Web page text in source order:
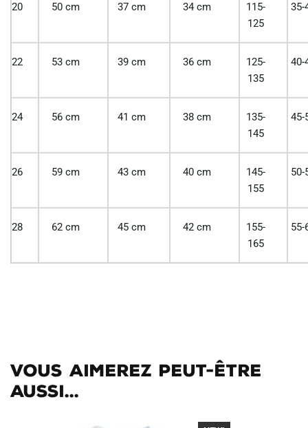
20 50 cm 37 cm 34 cm
115-
125
35-
22 53 cm 39 cm 36 cm
125-
135
40-
24 56 cm 41 cm 38 cm
135-
145
45-
26 59 cm 43 cm 40 cm
145-
155
50-
28 62 cm 45 cm 42 cm
155-
165
55-
Vous aimerez peut-être
aussi...